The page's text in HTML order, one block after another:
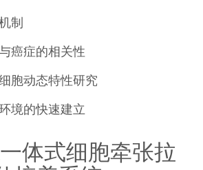
制
癌症的相关性
胞动态特性研究
境的快速建立
体式细胞牵张拉